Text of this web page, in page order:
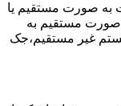
به صورت مستقیم یا
صورت مستقیم به
غیر مستقیم،جک